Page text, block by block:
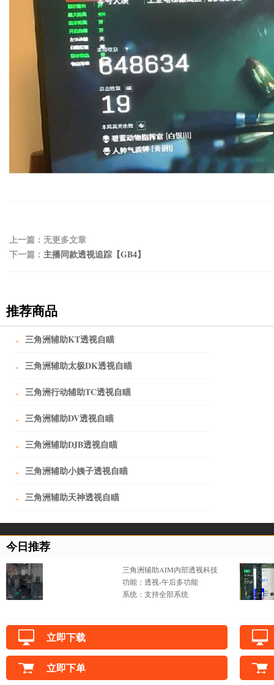
上一篇：无更多文章
下一篇： 主播同款透视追踪【GB4】
推荐商品
· 三角洲辅助KT透视自瞄
· 三角洲辅助太极DK透视自瞄
· 三角洲行动辅助TC透视自瞄
· 三角洲辅助DV透视自瞄
· 三角洲辅助DJB透视自瞄
· 三角洲辅助小姨子透视自瞄
· 三角洲辅助天神透视自瞄
今日推荐
三角洲辅助AIM内部透视科技
功能：透视-午后多功能
系统：支持全部系统
立即下载
立即下单